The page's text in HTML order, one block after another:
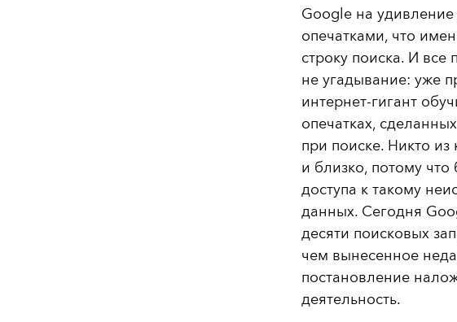
Google на
опечатками, что
строку поиска. И
не угадывание: уже
интернет-гигант
опечатках,
при поиске. Никто
и близко, потому
доступа к такому
данных. Сегодня
десяти поисковых
чем вынесенное
постановление
деятельность.